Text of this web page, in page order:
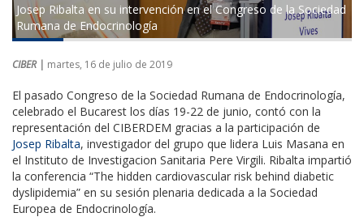
Josep Ribalta en su intervención en el Congreso de la Sociedad
Rumana de Endocrinología
CIBER | martes, 16 de julio de 2019
El pasado Congreso de la Sociedad Rumana de Endocrinología,
celebrado el Bucarest los días 19-22 de junio, contó con la
representación del CIBERDEM gracias a la participación de
Josep Ribalta, investigador del grupo que lidera Luis Masana en
el Instituto de Investigacion Sanitaria Pere Virgili. Ribalta impartió
la conferencia “The hidden cardiovascular risk behind diabetic
dyslipidemia” en su sesión plenaria dedicada a la Sociedad
Europea de Endocrinología.